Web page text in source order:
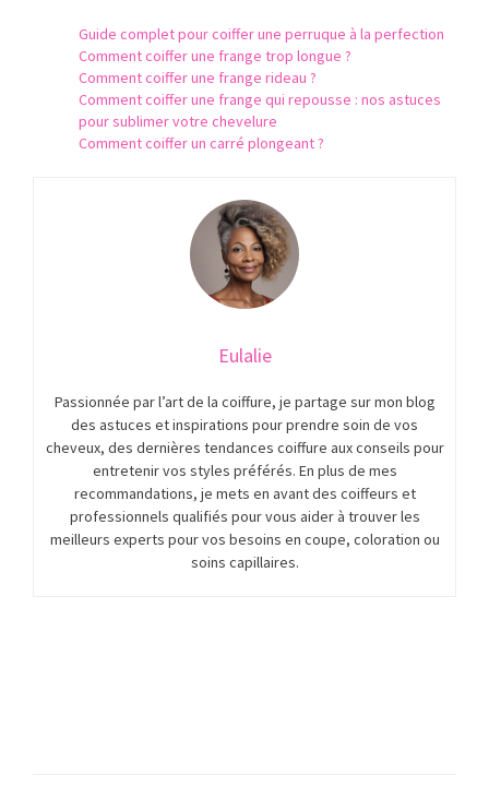
Guide complet pour coiffer une perruque à la perfection
Comment coiffer une frange trop longue ?
Comment coiffer une frange rideau ?
Comment coiffer une frange qui repousse : nos astuces
pour sublimer votre chevelure
Comment coiffer un carré plongeant ?
Eulalie
Passionnée par l’art de la coiffure, je partage sur mon blog
des astuces et inspirations pour prendre soin de vos
cheveux, des dernières tendances coiffure aux conseils pour
entretenir vos styles préférés. En plus de mes
recommandations, je mets en avant des coiffeurs et
professionnels qualifiés pour vous aider à trouver les
meilleurs experts pour vos besoins en coupe, coloration ou
soins capillaires.